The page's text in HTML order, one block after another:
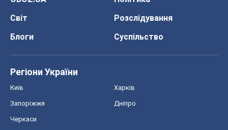
Світ
Розслідування
Блоги
Суспільство
Регіони України
Київ Харків
Запоріжжя Дніпро
Черкаси